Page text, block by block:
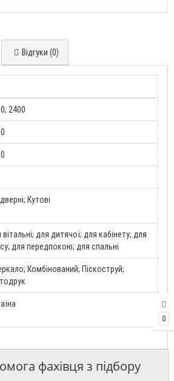
0
Відгуки (0)
2400
Кутові
вітальні; для дитячої; для кабінету; для
для передпокою; для спальні
Комбінований; Піскоструй;
фахівця з підбору